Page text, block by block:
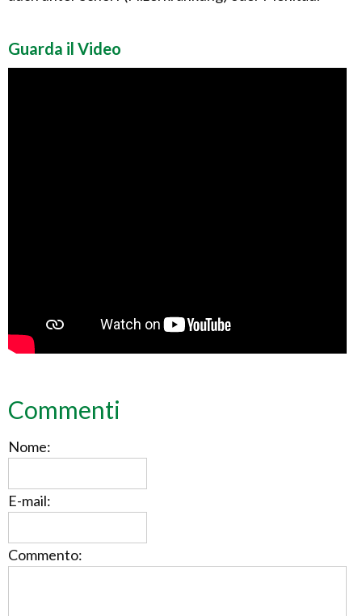
Guarda il Video
Commenti
Nome:
E-mail:
Commento: